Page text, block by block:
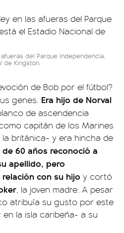
del Parque Independencia,
de Kingston.
de Bob por el fútbol?
genes. Era hijo de Norval
de ascendencia
capitán de los Marines
británica- y era hincha de
de 60 años reconoció a
apellido, pero
con su hijo y cortó
, la joven madre. A pesar
atribuía su gusto por este
la isla caribeña- a su